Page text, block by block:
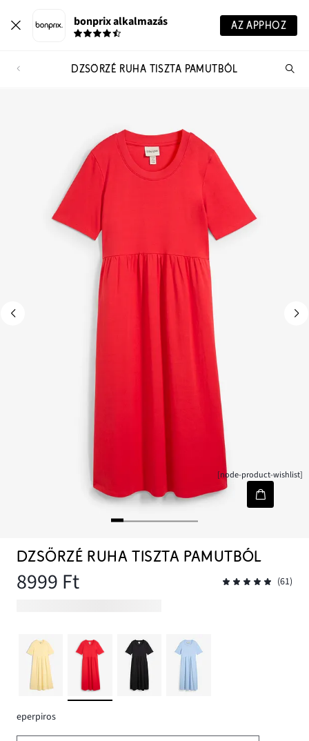
bonprix alkalmazás AZ APPHOZ
DZSÖRZÉ RUHA TISZTA PAMUTBÓL
[node-product-wishlist]
DZSÖRZÉ RUHA TISZTA PAMUTBÓL
8999 Ft (61)
eperpiros